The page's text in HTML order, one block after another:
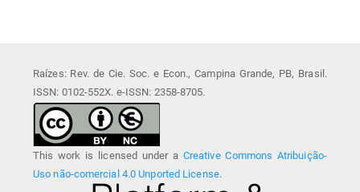
Raízes: Rev. de Cie. Soc. e Econ., Campina Grande, PB, Brasil.
ISSN: 0102-552X. e-ISSN: 2358-8705.
This work is licensed under a Creative Commons Atribuição-
Uso não-comercial 4.0 Unported License.